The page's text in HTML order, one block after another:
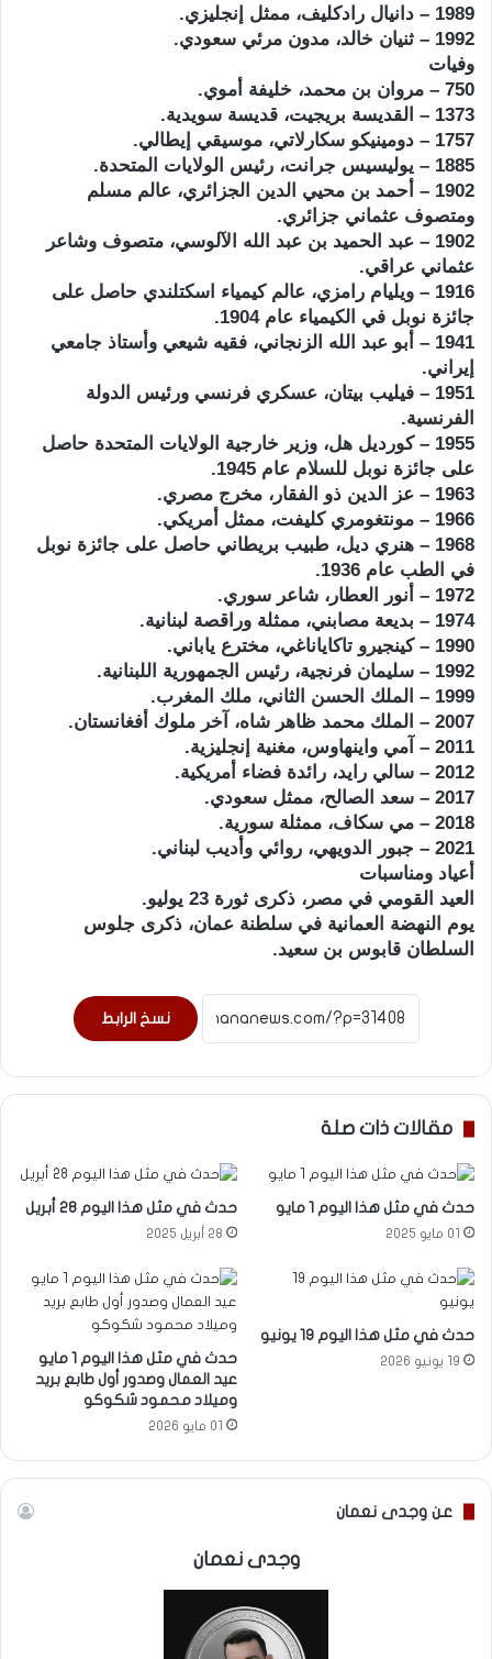
1989 – دانيال رادكليف، ممثل إنجليزي.
1992 – ثنيان خالد، مدون مرئي سعودي.
وفيات
750 – مروان بن محمد، خليفة أموي.
1373 – القديسة بريجيت، قديسة سويدية.
1757 – دومينيكو سكارلاتي، موسيقي إيطالي.
1885 – يوليسيس جرانت، رئيس الولايات المتحدة.
1902 – أحمد بن محيي الدين الجزائري، عالم مسلم
ومتصوف عثماني جزائري.
1902 – عبد الحميد بن عبد الله الآلوسي، متصوف وشاعر
عثماني عراقي.
1916 – ويليام رامزي، عالم كيمياء اسكتلندي حاصل على
جائزة نوبل في الكيمياء عام 1904.
1941 – أبو عبد الله الزنجاني، فقيه شيعي وأستاذ جامعي
إيراني.
1951 – فيليب بيتان، عسكري فرنسي ورئيس الدولة
الفرنسية.
1955 – كورديل هل، وزير خارجية الولايات المتحدة حاصل
على جائزة نوبل للسلام عام 1945.
1963 – عز الدين ذو الفقار، مخرج مصري.
1966 – مونتغومري كليفت، ممثل أمريكي.
1968 – هنري ديل، طبيب بريطاني حاصل على جائزة نوبل
في الطب عام 1936.
1972 – أنور العطار، شاعر سوري.
1974 – بديعة مصابني، ممثلة وراقصة لبنانية.
1990 – كينجيرو تاكاياناغي، مخترع ياباني.
1992 – سليمان فرنجية، رئيس الجمهورية اللبنانية.
1999 – الملك الحسن الثاني، ملك المغرب.
2007 – الملك محمد ظاهر شاه، آخر ملوك أفغانستان.
2011 – آمي واينهاوس، مغنية إنجليزية.
2012 – سالي رايد، رائدة فضاء أمريكية.
2017 – سعد الصالح، ممثل سعودي.
2018 – مي سكاف، ممثلة سورية.
2021 – جبور الدويهي، روائي وأديب لبناني.
أعياد ومناسبات
العيد القومي في مصر، ذكرى ثورة 23 يوليو.
يوم النهضة العمانية في سلطنة عمان، ذكرى جلوس
السلطان قابوس بن سعيد.
نسخ الرابط
مقالات ذات صلة
حدث في مثل هذا اليوم 1 مايو
01 مايو 2025
حدث في مثل هذا اليوم 28 أبريل
28 أبريل 2025
حدث في مثل هذا اليوم 19 يونيو
19 يونيو 2026
حدث في مثل هذا اليوم 1 مايو
عيد العمال وصدور أول طابع بريد
وميلاد محمود شكوكو
01 مايو 2026
عن وجدى نعمان
وجدى نعمان